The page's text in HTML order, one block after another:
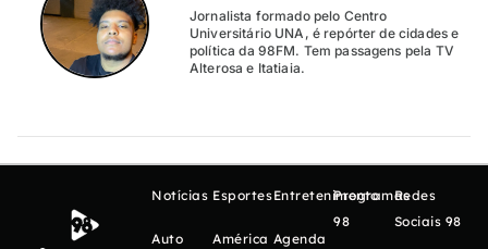
Jornalista formado pelo Centro
Universitário UNA, é repórter de cidades e
política da 98FM. Tem passagens pela TV
Alterosa e Itatiaia.
Notícias
Auto
Esportes
América
Entretenimento
Agenda
Programas
98
Redes
Sociais 98